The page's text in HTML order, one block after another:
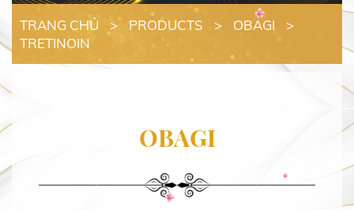
TRANG CHỦ > PRODUCTS > OBAGI
>
TRETINOIN
OBAGI